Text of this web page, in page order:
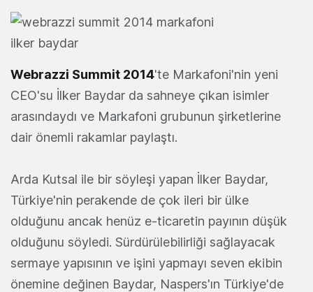
Webrazzi Summit 2014'te Markafoni'nin yeni
CEO'su İlker Baydar da sahneye çıkan isimler
arasındaydı ve Markafoni grubunun şirketlerine
dair önemli rakamlar paylaştı.
Arda Kutsal ile bir söyleşi yapan İlker Baydar,
Türkiye'nin perakende de çok ileri bir ülke
olduğunu ancak henüz e-ticaretin payının düşük
olduğunu söyledi. Sürdürülebilirliği sağlayacak
sermaye yapısının ve işini yapmayı seven ekibin
önemine değinen Baydar, Naspers'ın Türkiye'de